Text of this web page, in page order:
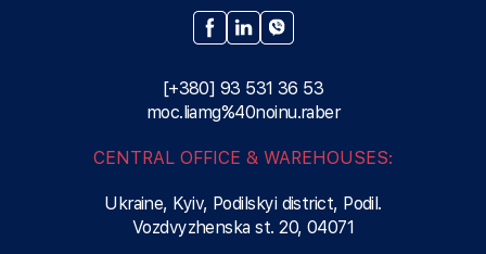
[+380] 93 531 36 53
moc.liamg%40noinu.raber
CENTRAL OFFICE & WAREHOUSES:
Ukraine, Kyiv, Podilskyi district, Podil.
Vozdvyzhenska st. 20, 04071